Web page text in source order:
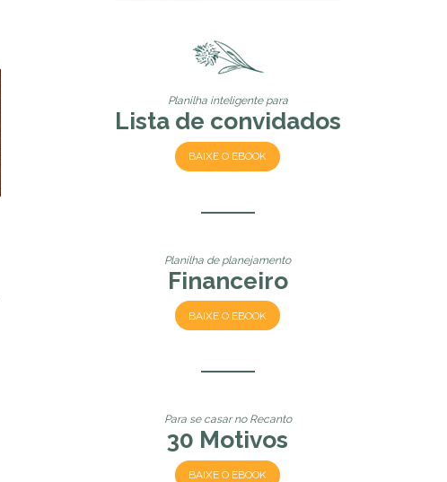
Planilha inteligente para
Lista de convidados
BAIXE O EBOOK
Planilha de planejamento
Financeiro
BAIXE O EBOOK
Para se casar no Recanto
30 Motivos
BAIXE O EBOOK